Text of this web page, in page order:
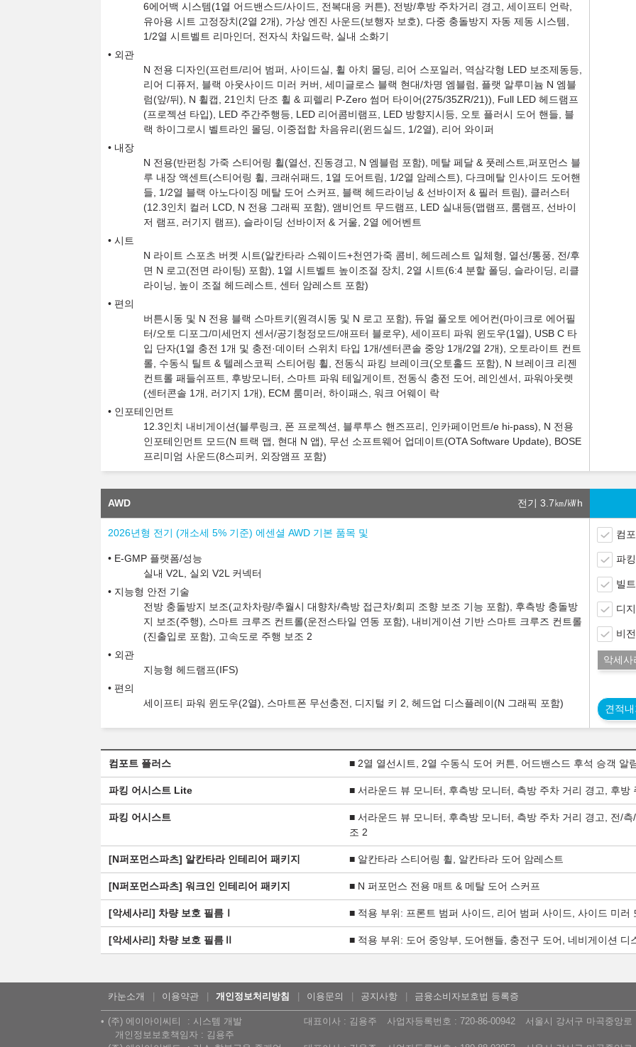
6에어백 시스템(1열 어드밴스드/사이드, 전복대응 커튼), 전방/후방 주차거리 경고, 세이프티 언락,
유아용 시트 고정장치(2열 2개), 가상 엔진 사운드(보행자 보호), 다중 충돌방지 자동 제동 시스템,
1/2열 시트벨트 리마인더, 전자식 차일드락, 실내 소화기
외관
N 전용 디자인(프런트/리어 범퍼, 사이드실, 휠 아치 몰딩, 리어 스포일러, 역삼각형 LED 보조제동등,
리어 디퓨저, 블랙 아웃사이드 미러 커버, 세미글로스 블랙 현대/차명 엠블럼, 플랫 알루미늄 N 엠블
럼(앞/뒤), N 휠캡, 21인치 단조 휠 & 피렐리 P-Zero 썸머 타이어(275/35ZR/21)), Full LED 헤드램프
(프로젝션 타입), LED 주간주행등, LED 리어콤비램프, LED 방향지시등, 오토 플러시 도어 핸들, 블
랙 하이그로시 벨트라인 몰딩, 이중접합 차음유리(윈드실드, 1/2열), 리어 와이퍼
내장
N 전용(반펀칭 가죽 스티어링 휠(열선, 진동경고, N 엠블럼 포함), 메탈 페달 & 풋레스트,퍼포먼스 블
루 내장 액센트(스티어링 휠, 크래쉬패드, 1열 도어트림, 1/2열 암레스트), 다크메탈 인사이드 도어핸
들, 1/2열 블랙 아노다이징 메탈 도어 스커프, 블랙 헤드라이닝 & 선바이저 & 필러 트림), 클러스터
(12.3인치 컬러 LCD, N 전용 그래픽 포함), 앰비언트 무드램프, LED 실내등(맵램프, 룸램프, 선바이
저 램프, 러기지 램프), 슬라이딩 선바이저 & 거울, 2열 에어벤트
시트
N 라이트 스포츠 버켓 시트(알칸타라 스웨이드+천연가죽 콤비, 헤드레스트 일체형, 열선/통풍, 전/후
면 N 로고(전면 라이팅) 포함), 1열 시트벨트 높이조절 장치, 2열 시트(6:4 분할 폴딩, 슬라이딩, 리클
라이닝, 높이 조절 헤드레스트, 센터 암레스트 포함)
편의
버튼시동 및 N 전용 블랙 스마트키(원격시동 및 N 로고 포함), 듀얼 풀오토 에어컨(마이크로 에어필
터/오토 디포그/미세먼지 센서/공기청정모드/애프터 블로우), 세이프티 파워 윈도우(1열), USB C 타
입 단자(1열 충전 1개 및 충전·데이터 스위치 타입 1개/센터콘솔 중앙 1개/2열 2개), 오토라이트 컨트
롤, 수동식 틸트 & 텔레스코픽 스티어링 휠, 전동식 파킹 브레이크(오토홀드 포함), N 브레이크 리젠
컨트롤 패들쉬프트, 후방모니터, 스마트 파워 테일게이트, 전동식 충전 도어, 레인센서, 파워아웃렛
(센터콘솔 1개, 러기지 1개), ECM 룸미러, 하이패스, 워크 어웨이 락
인포테인먼트
12.3인치 내비게이션(블루링크, 폰 프로젝션, 블루투스 핸즈프리, 인카페이먼트/e hi-pass), N 전용
인포테인먼트 모드(N 트랙 맵, 현대 N 앱), 무선 소프트웨어 업데이트(OTA Software Update), BOSE
프리미엄 사운드(8스피커, 외장앰프 포함)
AWD 전기 3.7㎞/㎾h
2026년형 전기 (개소세 5% 기준) 에센셜 AWD 기본 품목 및
E-GMP 플랫폼/성능
실내 V2L, 실외 V2L 커넥터
지능형 안전 기술
전방 충돌방지 보조(교차차량/추월시 대향차/측방 접근차/회피 조향 보조 기능 포함), 후측방 충돌방
지 보조(주행), 스마트 크루즈 컨트롤(운전스타일 연동 포함), 내비게이션 기반 스마트 크루즈 컨트롤
(진출입로 포함), 고속도로 주행 보조 2
외관
지능형 헤드램프(IFS)
편의
세이프티 파워 윈도우(2열), 스마트폰 무선충전, 디지털 키 2, 헤드업 디스플레이(N 그래픽 포함)
컴
파
빌
디
비
악세사
견적
컴포트 플러스 ■ 2열 열선시트, 2열 수동식 도어 커튼, 어드밴스드 후석 승객 알
파킹 어시스트 Lite ■ 서라운드 뷰 모니터, 후측방 모니터, 측방 주차 거리 경고, 후방
파킹 어시스트
■ 서라운드 뷰 모니터, 후측방 모니터, 측방 주차 거리 경고, 전/
조 2
[N퍼포먼스파츠] 알칸타라 인테리어 패키지 ■ 알칸타라 스티어링 휠, 알칸타라 도어 암레스트
[N퍼포먼스파츠] 워크인 인테리어 패키지 ■ N 퍼포먼스 전용 매트 & 메탈 도어 스커프
[악세사리] 차량 보호 필름Ⅰ ■ 적용 부위: 프론트 범퍼 사이드, 리어 범퍼 사이드, 사이드 미러
[악세사리] 차량 보호 필름Ⅱ ■ 적용 부위: 도어 중앙부, 도어핸들, 충전구 도어, 네비게이션 디
카눈소개 이용약관 개인정보처리방침 이용문의 공지사항 금융소비자보호법 등록증
(주) 에이아이씨티 시스템 개발 대표이사 : 김용주 사업자등록번호 : 720-86-00942
서울시 강서구 마곡중앙
개인정보보호책임자 : 김용주